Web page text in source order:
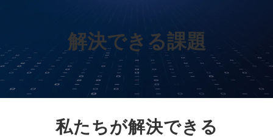
解決できる課題
私たちが解決できる